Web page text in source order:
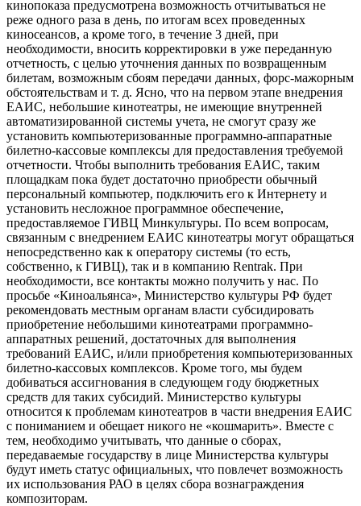
кинопоказа предусмотрена возможность отчитываться не
реже одного раза в день, по итогам всех проведенных
киносеансов, а кроме того, в течение 3 дней, при
необходимости, вносить корректировки в уже переданную
отчетность, с целью уточнения данных по возвращенным
билетам, возможным сбоям передачи данных, форс-мажорным
обстоятельствам и т. д. Ясно, что на первом этапе внедрения
ЕАИС, небольшие кинотеатры, не имеющие внутренней
автоматизированной системы учета, не смогут сразу же
установить компьютеризованные программно-аппаратные
билетно-кассовые комплексы для предоставления требуемой
отчетности. Чтобы выполнить требования ЕАИС, таким
площадкам пока будет достаточно приобрести обычный
персональный компьютер, подключить его к Интернету и
установить несложное программное обеспечение,
предоставляемое ГИВЦ Минкультуры. По всем вопросам,
связанным с внедрением ЕАИС кинотеатры могут обращаться
непосредственно как к оператору системы (то есть,
собственно, к ГИВЦ), так и в компанию Rentrak. При
необходимости, все контакты можно получить у нас. По
просьбе «Киноальянса», Министерство культуры РФ будет
рекомендовать местным органам власти субсидировать
приобретение небольшими кинотеатрами программно-
аппаратных решений, достаточных для выполнения
требований ЕАИС, и/или приобретения компьютеризованных
билетно-кассовых комплексов. Кроме того, мы будем
добиваться ассигнования в следующем году бюджетных
средств для таких субсидий. Министерство культуры
относится к проблемам кинотеатров в части внедрения ЕАИС
с пониманием и обещает никого не «кошмарить». Вместе с
тем, необходимо учитывать, что данные о сборах,
передаваемые государству в лице Министерства культуры
будут иметь статус официальных, что повлечет возможность
их использования РАО в целях сбора вознаграждения
композиторам.